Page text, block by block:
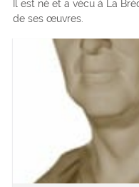
Il est né et a vécu à La
de ses œuvres.